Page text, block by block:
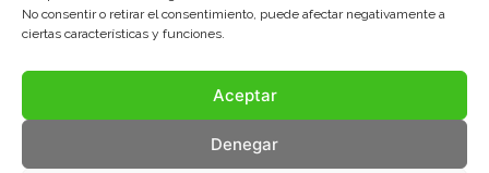
No consentir o retirar el consentimiento, puede afectar negativamente a
ciertas características y funciones.
Aceptar
Denegar